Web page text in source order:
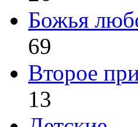
Божья
69
Второе
13